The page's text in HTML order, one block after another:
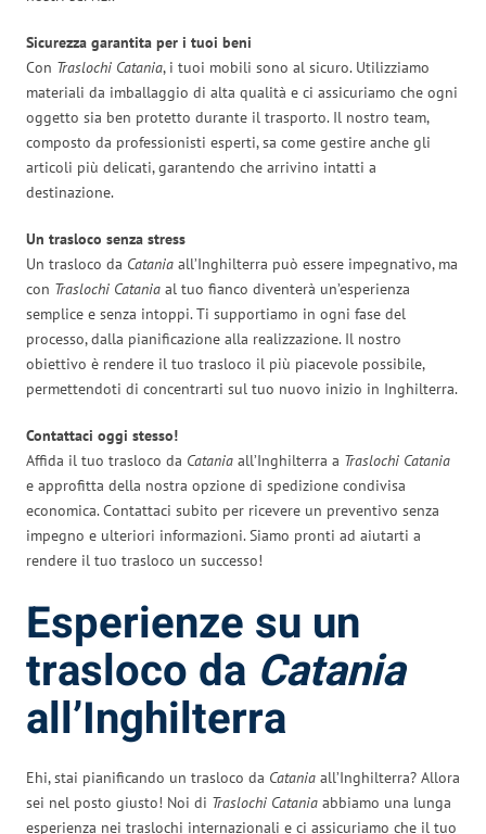
Sicurezza garantita per i tuoi beni
Con Traslochi Catania, i tuoi mobili sono al sicuro. Utilizziamo
materiali da imballaggio di alta qualità e ci assicuriamo che ogni
oggetto sia ben protetto durante il trasporto. Il nostro team,
composto da professionisti esperti, sa come gestire anche gli
articoli più delicati, garantendo che arrivino intatti a
destinazione.
Un trasloco senza stress
Un trasloco da Catania all’Inghilterra può essere impegnativo, ma
con Traslochi Catania al tuo fianco diventerà un’esperienza
semplice e senza intoppi. Ti supportiamo in ogni fase del
processo, dalla pianificazione alla realizzazione. Il nostro
obiettivo è rendere il tuo trasloco il più piacevole possibile,
permettendoti di concentrarti sul tuo nuovo inizio in Inghilterra.
Contattaci oggi stesso!
Affida il tuo trasloco da Catania all’Inghilterra a Traslochi Catania
e approfitta della nostra opzione di spedizione condivisa
economica. Contattaci subito per ricevere un preventivo senza
impegno e ulteriori informazioni. Siamo pronti ad aiutarti a
rendere il tuo trasloco un successo!
Esperienze su un
trasloco da Catania
all’Inghilterra
Ehi, stai pianificando un trasloco da Catania all’Inghilterra? Allora
sei nel posto giusto! Noi di Traslochi Catania abbiamo una lunga
esperienza nei traslochi internazionali e ci assicuriamo che il tuo